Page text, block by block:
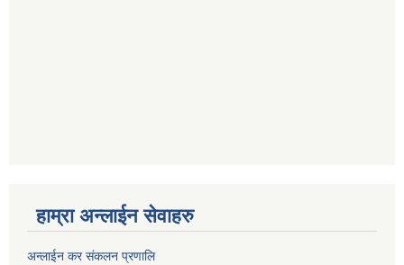
हाम्रा अन्लाईन सेवाहरु
अन्लाईन कर संकलन प्रणालि